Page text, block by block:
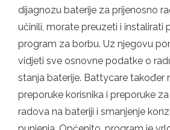
dijagnozu baterije za prijenosno
učinili, morate preuzeti i instalirati
program za borbu. Uz njegovu
vidjeti sve osnovne podatke o
stanja baterije. Battycare također
preporuke korisnika i preporuke
radova na bateriji i smanjenje